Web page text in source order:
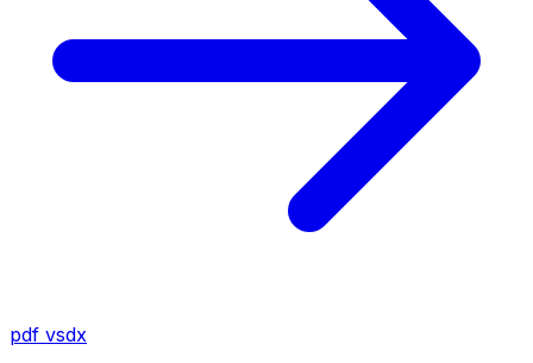
pdf vsdx